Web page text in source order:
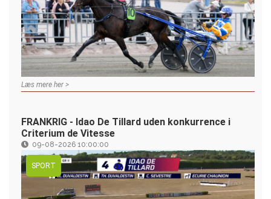
Læs mere her >
FRANKRIG - Idao De Tillard uden konkurrence i
Criterium de Vitesse
09-08-2026 10:00:00
SPORT